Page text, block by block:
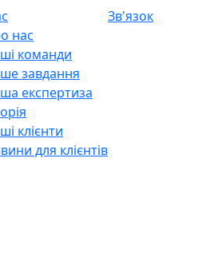
нас
команди
завдання
експертиза
клієнти
для клієнтів
Зв'язок